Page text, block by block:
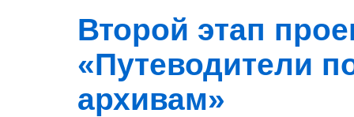
Второй этап
«Путеводители
архивам»